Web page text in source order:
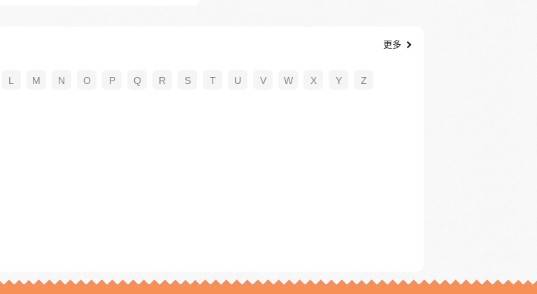
更多
L M N O P Q R S T U V W X Y Z